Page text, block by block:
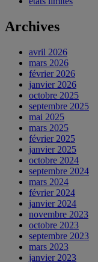
Archives
avril 2026
mars 2026
février 2026
janvier 2026
octobre 2025
septembre 2025
mai 2025
mars 2025
février 2025
janvier 2025
octobre 2024
septembre 2024
mars 2024
février 2024
janvier 2024
novembre 2023
octobre 2023
septembre 2023
mars 2023
janvier 2023